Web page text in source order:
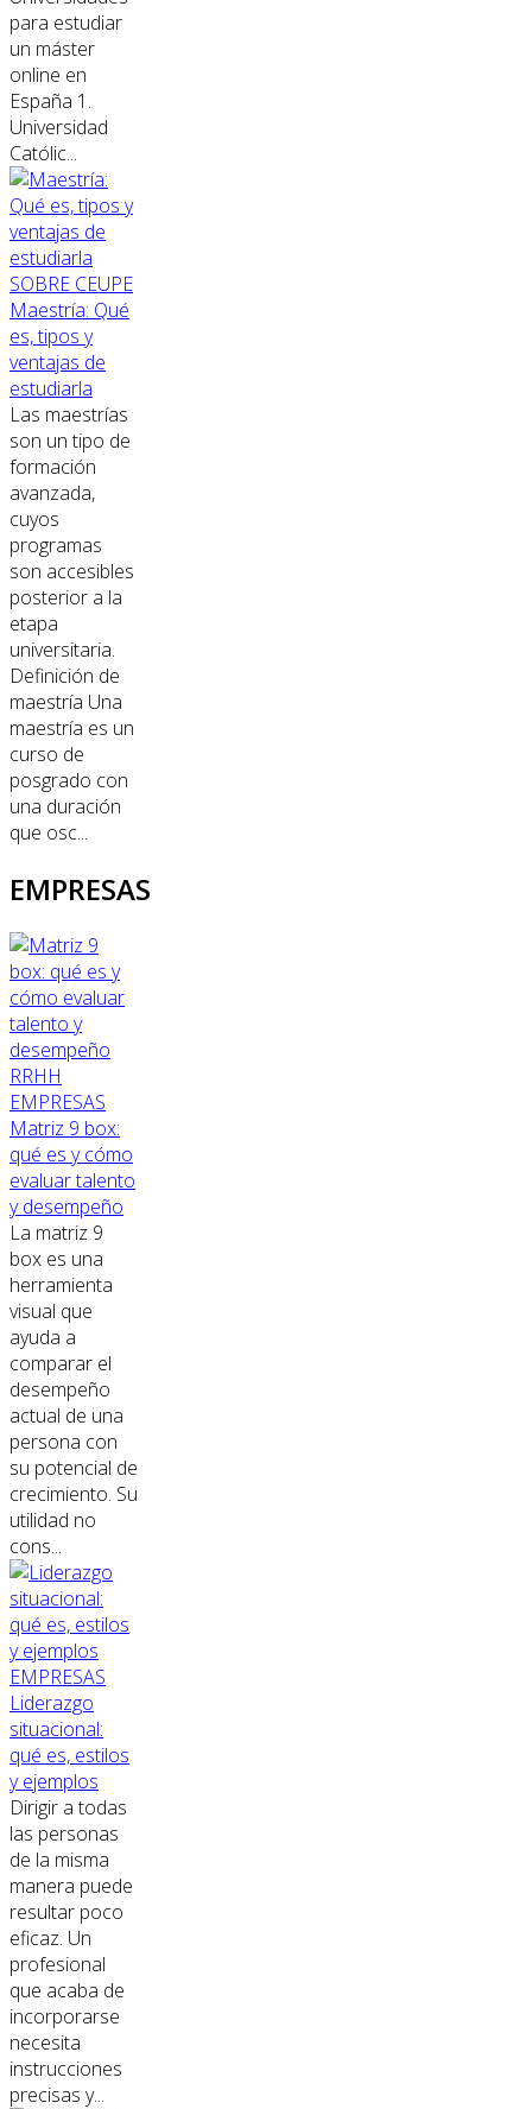
para estudiar
un máster
online en
España 1.
Universidad
Católic...
SOBRE CEUPE
Maestría: Qué
es, tipos y
ventajas de
estudiarla
Las maestrías
son un tipo de
formación
avanzada,
cuyos
programas
son accesibles
posterior a la
etapa
universitaria.
Definición de
maestría Una
maestría es un
curso de
posgrado con
una duración
que osc...
EMPRESAS
RRHH
EMPRESAS
Matriz 9 box:
qué es y cómo
evaluar talento
y desempeño
La matriz 9
box es una
herramienta
visual que
ayuda a
comparar el
desempeño
actual de una
persona con
su potencial de
crecimiento. Su
utilidad no
cons...
EMPRESAS
Liderazgo
situacional:
qué es, estilos
y ejemplos
Dirigir a todas
las personas
de la misma
manera puede
resultar poco
eficaz. Un
profesional
que acaba de
incorporarse
necesita
instrucciones
precisas y...